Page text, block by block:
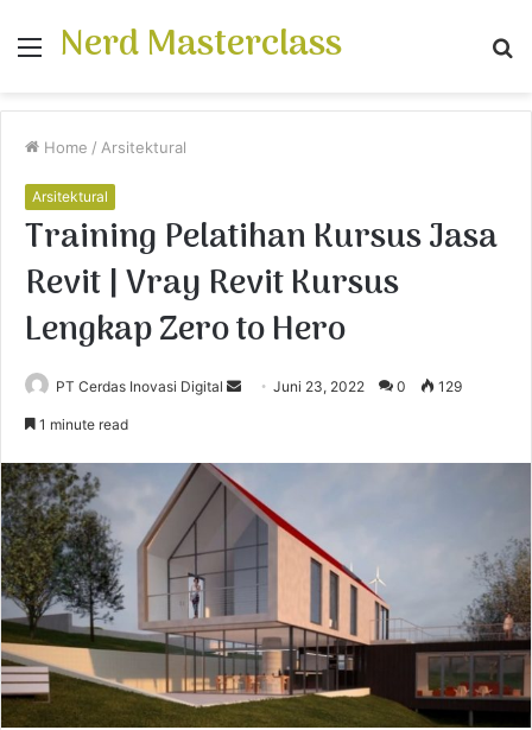
Menu
Nerd Masterclass
Home / Arsitektural
Arsitektural
Training Pelatihan Kursus Jasa
Revit | Vray Revit Kursus
Lengkap Zero to Hero
PT Cerdas Inovasi Digital
a
a
i
l
Juni 23, 2022 0 129
1 minute read